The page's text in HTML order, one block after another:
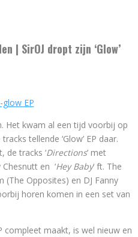
| SirOJ dropt zijn ‘Glow’
Het kwam al een tijd voorbij op
tellende ‘Glow’ EP daar.
de tracks ‘Directions’ met
en ‘Hey Baby‘ ft. The
(The Opposites) en DJ Fanny
horen komen in een set van
compleet maakt, is wel nieuw en